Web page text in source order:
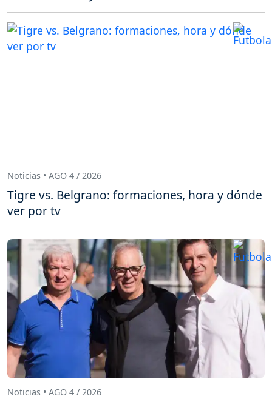
Noticias • AGO 4 / 2026
Tigre vs. Belgrano: formaciones, hora y dónde
ver por tv
Noticias • AGO 4 / 2026